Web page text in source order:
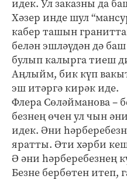
идек. Ул заказны да
Хәзер инде шул
кабер ташын
белән эшләүдән дә
булып калырга тиеш
Аңлыйм, бик күп
эш итәргә кирәк иде.
Флера Сөләйманова –
безнең өчен ул чын
идек. Әни
яратты. Әти хәрби
Ә әни һәрберебезнең
Безне бербөтен итеп,